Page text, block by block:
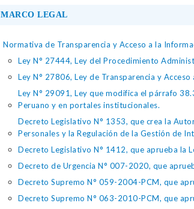
MARCO LEGAL
Normativa de Transparencia y Acceso a la
Ley N° 27444, Ley del Procedimiento
Ley N° 27806, Ley de Transparencia y
Ley N° 29091, Ley que modifica el párrafo
Peruano y en portales institucionales.
Decreto Legislativo N° 1353, que crea la
Personales y la Regulación de la Gestión de
Decreto Legislativo N° 1412, que aprueba la
Decreto de Urgencia N° 007-2020, que
Decreto Supremo N° 059-2004-PCM, que
Decreto Supremo N° 063-2010-PCM, que